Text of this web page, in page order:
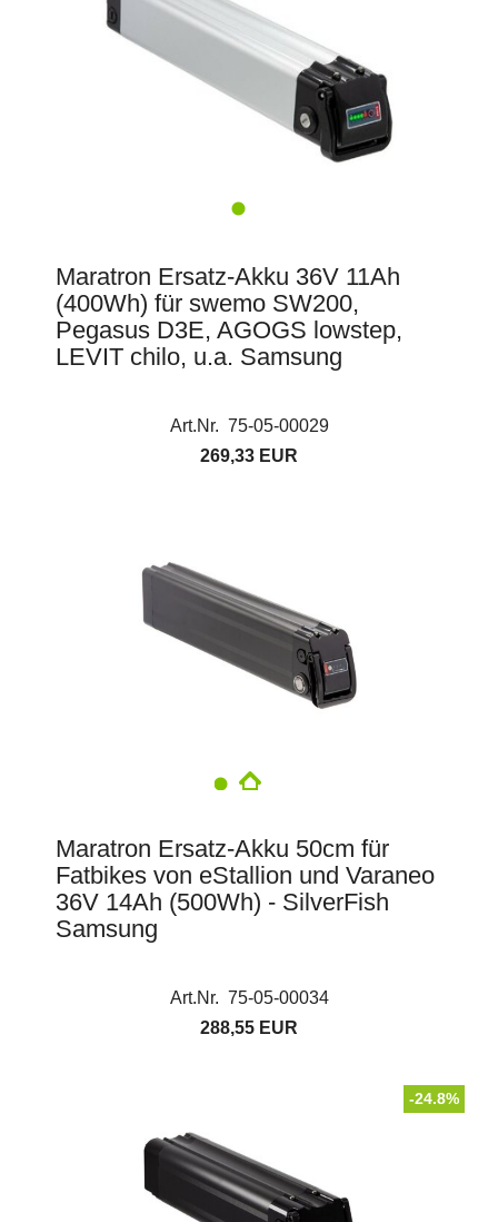
Maratron Ersatz-Akku 36V 11Ah
(400Wh) für swemo SW200,
Pegasus D3E, AGOGS lowstep,
LEVIT chilo, u.a. Samsung
Art.Nr. 75-05-00029
269,33 EUR
Maratron Ersatz-Akku 50cm für
Fatbikes von eStallion und Varaneo
36V 14Ah (500Wh) - SilverFish
Samsung
Art.Nr. 75-05-00034
288,55 EUR
-24.8%